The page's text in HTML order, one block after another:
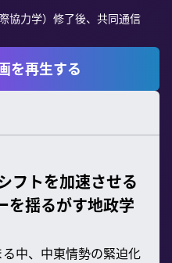
協力学）修了後、共同通信
を再生する
フトを加速させる
を揺るがす地政学
中、中東情勢の緊迫化